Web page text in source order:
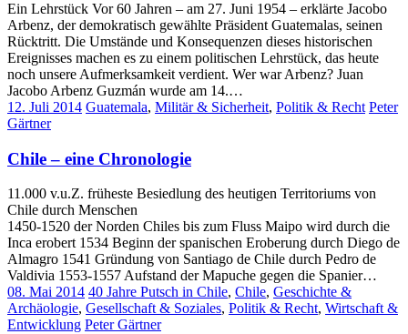
Ein Lehrstück Vor 60 Jahren – am 27. Juni 1954 – erklärte Jacobo
Arbenz, der demokratisch gewählte Präsident Guatemalas, seinen
Rücktritt. Die Umstände und Konsequenzen dieses historischen
Ereignisses machen es zu einem politischen Lehrstück, das heute
noch unsere Aufmerksamkeit verdient. Wer war Arbenz? Juan
Jacobo Arbenz Guzmán wurde am 14.…
12. Juli 2014 Guatemala, Militär & Sicherheit, Politik & Recht Peter
Gärtner
Chile – eine Chronologie
11.000 v.u.Z. früheste Besiedlung des heutigen Territoriums von
Chile durch Menschen
1450-1520 der Norden Chiles bis zum Fluss Maipo wird durch die
Inca erobert 1534 Beginn der spanischen Eroberung durch Diego de
Almagro 1541 Gründung von Santiago de Chile durch Pedro de
Valdivia 1553-1557 Aufstand der Mapuche gegen die Spanier…
08. Mai 2014 40 Jahre Putsch in Chile, Chile, Geschichte &
Archäologie, Gesellschaft & Soziales, Politik & Recht, Wirtschaft &
Entwicklung Peter Gärtner